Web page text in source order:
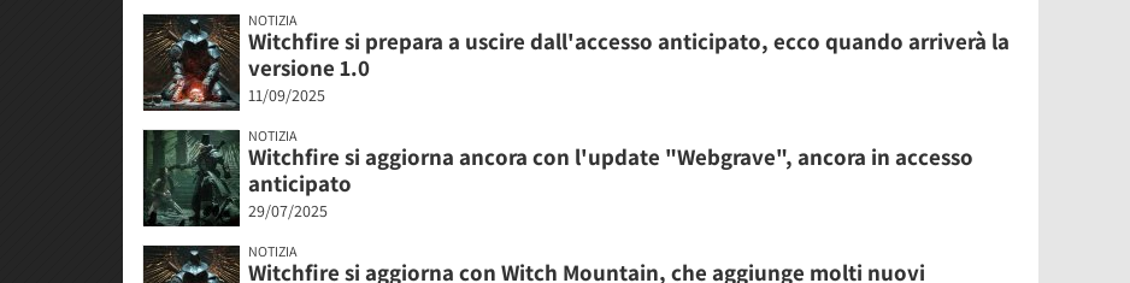
NOTIZIA
Witchfire si prepara a uscire dall'accesso anticipato, ecco quando arriverà la
versione 1.0
11/09/2025
NOTIZIA
Witchfire si aggiorna ancora con l'update "Webgrave", ancora in accesso
anticipato
29/07/2025
NOTIZIA
Witchfire si aggiorna con Witch Mountain, che aggiunge molti nuovi